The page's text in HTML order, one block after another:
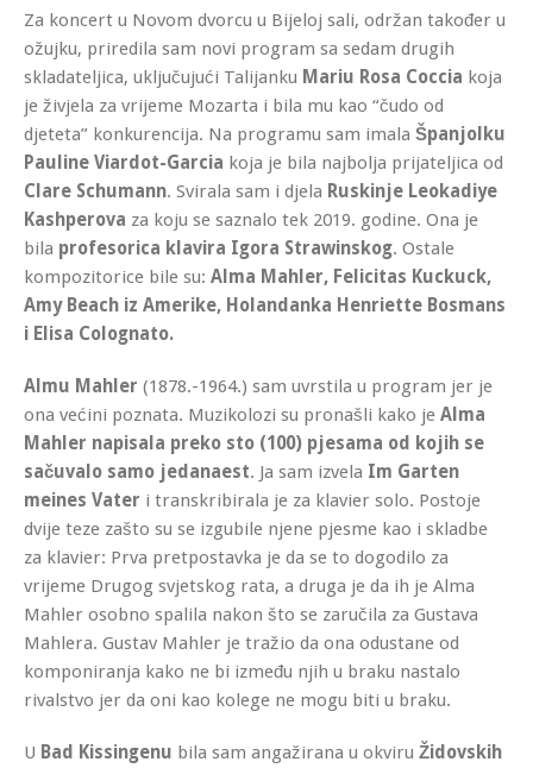
Za koncert u Novom dvorcu u Bijeloj sali, održan također u
ožujku, priredila sam novi program sa sedam drugih
skladateljica, uključujući Talijanku Mariu Rosa Coccia koja
je živjela za vrijeme Mozarta i bila mu kao “čudo od
djeteta” konkurencija. Na programu sam imala Španjolku
Pauline Viardot-Garcia koja je bila najbolja prijateljica od
Clare Schumann. Svirala sam i djela Ruskinje Leokadiye
Kashperova za koju se saznalo tek 2019. godine. Ona je
bila profesorica klavira Igora Strawinskog. Ostale
kompozitorice bile su: Alma Mahler, Felicitas Kuckuck,
Amy Beach iz Amerike, Holandanka Henriette Bosmans
i Elisa Colognato.
Almu Mahler (1878.-1964.) sam uvrstila u program jer je
ona većini poznata. Muzikolozi su pronašli kako je Alma
Mahler napisala preko sto (100) pjesama od kojih se
sačuvalo samo jedanaest. Ja sam izvela Im Garten
meines Vater i transkribirala je za klavier solo. Postoje
dvije teze zašto su se izgubile njene pjesme kao i skladbe
za klavier: Prva pretpostavka je da se to dogodilo za
vrijeme Drugog svjetskog rata, a druga je da ih je Alma
Mahler osobno spalila nakon što se zaručila za Gustava
Mahlera. Gustav Mahler je tražio da ona odustane od
komponiranja kako ne bi između njih u braku nastalo
rivalstvo jer da oni kao kolege ne mogu biti u braku.
U Bad Kissingenu bila sam angažirana u okviru Židovskih